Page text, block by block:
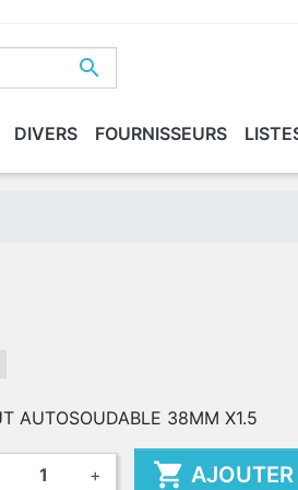

DIVERS FOURNISSEURS
AUTOSOUDABLE 38MM X1.5
+ 